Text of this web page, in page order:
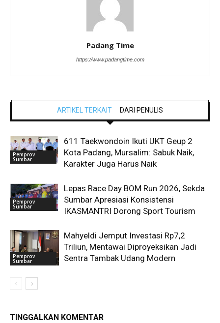
Padang Time
https://www.padangtime.com
ARTIKEL TERKAIT DARI PENULIS
Pemprov
Sumbar
611 Taekwondoin Ikuti UKT Geup 2
Kota Padang, Mursalim: Sabuk Naik,
Karakter Juga Harus Naik
Pemprov
Sumbar
Lepas Race Day BOM Run 2026, Sekda
Sumbar Apresiasi Konsistensi
IKASMANTRI Dorong Sport Tourism
Pemprov
Sumbar
Mahyeldi Jemput Investasi Rp7,2
Triliun, Mentawai Diproyeksikan Jadi
Sentra Tambak Udang Modern
TINGGALKAN KOMENTAR